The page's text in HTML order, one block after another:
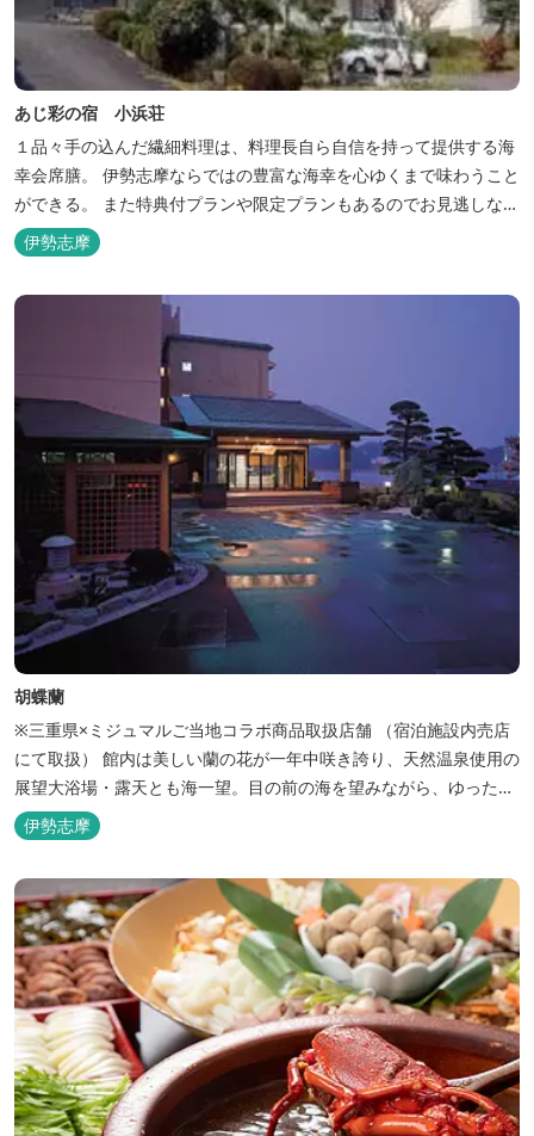
あじ彩の宿 小浜荘
１品々手の込んだ繊細料理は、料理長自ら自信を持って提供する海
幸会席膳。 伊勢志摩ならではの豊富な海幸を心ゆくまで味わうこと
ができる。 また特典付プランや限定プランもあるのでお見逃しな
く。
伊勢志摩
胡蝶蘭
※三重県×ミジュマルご当地コラボ商品取扱店舗 （宿泊施設内売店
にて取扱） 館内は美しい蘭の花が一年中咲き誇り、天然温泉使用の
展望大浴場・露天とも海一望。目の前の海を望みながら、ゆったり
とした時間をお過ごし下さい。
伊勢志摩